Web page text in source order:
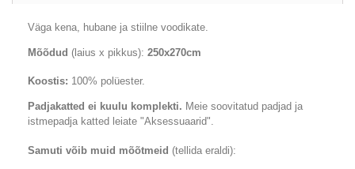
Väga kena, hubane ja stiilne voodikate.
Mõõdud (laius x pikkus): 250x270cm
Koostis: 100% polüester.
Padjakatted ei kuulu komplekti. Meie soovitatud padjad ja
istmepadja katted leiate "Aksessuaarid".
Samuti võib muid mõõtmeid (tellida eraldi):